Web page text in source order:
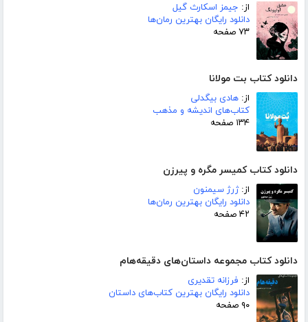
از: جیمز اسکارث گیل
دانلود رایگان بهترین رمان‌ها
۷۳ صفحه
دانلود کتاب بت مولانا
از: هادی بیگدلی
کتاب‌های اندیشه و مذهب
۱۳۴ صفحه
دانلود کتاب کمیسر مگره و پیرزن
از:ژرژ سیمنون
دانلود رایگان بهترین رمان‌ها
۴۲ صفحه
دانلود کتاب مجموعه داستان‌های دقیقه‌هام
از: فرزانه تقدیری
دانلود رایگان بهترین کتاب‌های داستان
۹۰ صفحه